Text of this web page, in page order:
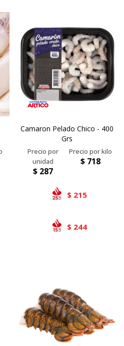
Camaron Pelado Chico - 400
Grs
$ 287
$ 718
$ 215
$ 244